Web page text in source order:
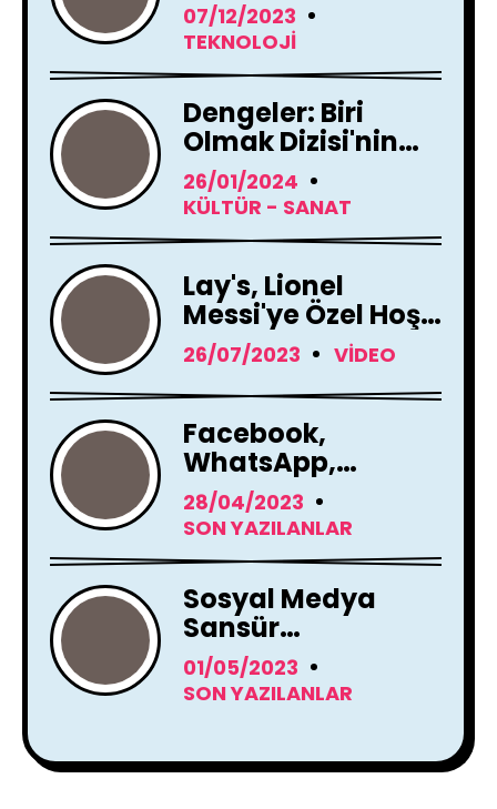
Yenileme Kararı
07/12/2023
TEKNOLOJI
Dengeler: Biri
Olmak Dizisi'nin
Çekimleri Başladı !
26/01/2024
KÜLTÜR - SANAT
Lay's, Lionel
Messi'ye Özel Hoş
Geldin Mesajı!
26/07/2023 VIDEO
Facebook,
WhatsApp,
Instagram Yapay
Zeka Araçları
Kullanacak
28/04/2023
SON YAZILANLAR
Sosyal Medya
Sansür
Tartışmaları
01/05/2023
SON YAZILANLAR